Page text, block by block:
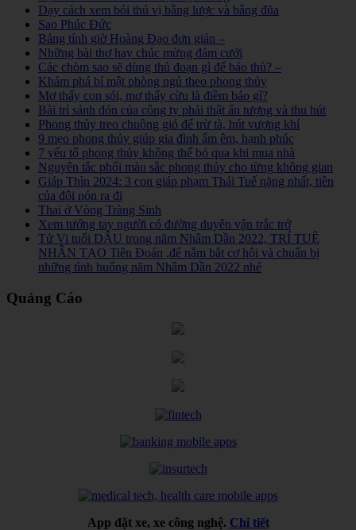
Dạy cách xem bói thú vị bằng lược và bằng đũa
Sao Phúc Đức
Bảng tính giờ Hoàng Đạo đơn giản –
Những bài thơ hay chúc mừng đám cưới
Các chòm sao sẽ dùng thủ đoạn gì để báo thù? –
Khám phá bí mật phòng ngủ theo phong thủy
Mơ thấy con sói, mơ thấy cừu là điềm báo gì?
Bài trí sảnh đón của công ty phải thật ấn tượng và thu hút
Phong thủy treo chuông gió để trừ tà, hút vượng khí
9 mẹo phong thủy giúp gia đình ấm êm, hạnh phúc
7 yếu tố phong thủy không thể bỏ qua khi mua nhà
Nguyên tắc phối màu sắc phong thủy cho từng không gian
Giáp Thìn 2024: 3 con giáp phạm Thái Tuế nặng nhất, tiền
của đôi nón ra đi
Thai ở Vòng Tràng Sinh
Xem tướng tay người có đường duyên vận trắc trở
Tử Vi tuổi DẬU trong năm Nhâm Dần 2022, TRÍ TUỆ
NHÂN TẠO Tiên Đoán ,để nắm bắt cơ hội và chuẩn bị
những tình huống năm Nhâm Dần 2022 nhé
Quảng Cáo
App đặt xe, xe công nghệ. Chi tiết